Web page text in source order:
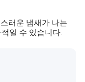
러운 냄새가 나는
일 수 있습니다.